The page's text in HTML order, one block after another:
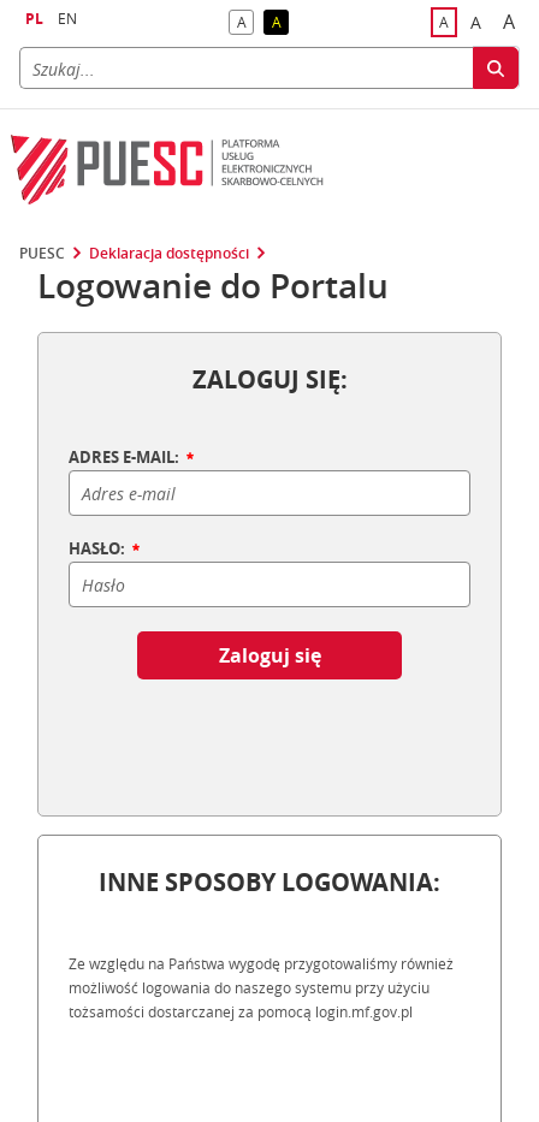
PL EN Akontrast domyślny
Akontrast żółty tekst na czarnym tle
Adomyślna
A A
PUESC Deklaracja dostępności
Logowanie do Portalu
ZALOGUJ SIĘ:
ADRES E-MAIL:
HASŁO:
Zaloguj się
INNE SPOSOBY LOGOWANIA:
Ze względu na Państwa wygodę przygotowaliśmy również
możliwość logowania do naszego systemu przy użyciu
tożsamości dostarczanej za pomocą login.mf.gov.pl